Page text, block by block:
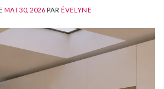
MAI 30, 2026 PARÉVELYNE